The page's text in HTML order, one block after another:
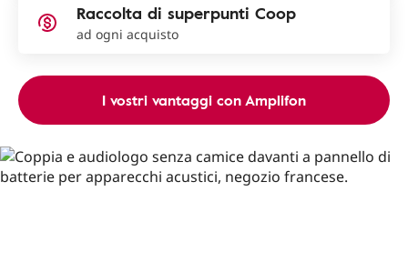
Raccolta di superpunti Coop
ad ogni acquisto
I vostri vantaggi con Amplifon